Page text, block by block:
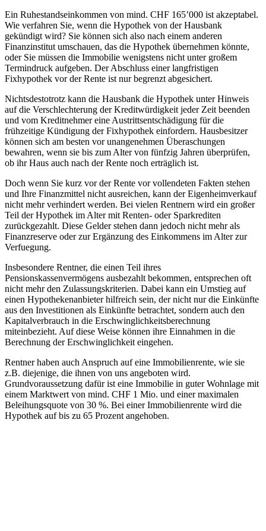
Ein Ruhestandseinkommen von mind. CHF 165’000 ist akzeptabel.
Wie verfahren Sie, wenn die Hypothek von der Hausbank
gekündigt wird? Sie können sich also nach einem anderen
Finanzinstitut umschauen, das die Hypothek übernehmen könnte,
oder Sie müssen die Immobilie wenigstens nicht unter großem
Termindruck aufgeben. Der Abschluss einer langfristigen
Fixhypothek vor der Rente ist nur begrenzt abgesichert.
Nichtsdestotrotz kann die Hausbank die Hypothek unter Hinweis
auf die Verschlechterung der Kreditwürdigkeit jeder Zeit beenden
und vom Kreditnehmer eine Austrittsentschädigung für die
frühzeitige Kündigung der Fixhypothek einfordern. Hausbesitzer
können sich am besten vor unangenehmen Überaschungen
bewahren, wenn sie bis zum Alter von fünfzig Jahren überprüfen,
ob ihr Haus auch nach der Rente noch erträglich ist.
Doch wenn Sie kurz vor der Rente vor vollendeten Fakten stehen
und Ihre Finanzmittel nicht ausreichen, kann der Eigenheimverkauf
nicht mehr verhindert werden. Bei vielen Rentnern wird ein großer
Teil der Hypothek im Alter mit Renten- oder Sparkrediten
zurückgezahlt. Diese Gelder stehen dann jedoch nicht mehr als
Finanzreserve oder zur Ergänzung des Einkommens im Alter zur
Verfuegung.
Insbesondere Rentner, die einen Teil ihres
Pensionskassenvermögens ausbezahlt bekommen, entsprechen oft
nicht mehr den Zulassungskriterien. Dabei kann ein Umstieg auf
einen Hypothekenanbieter hilfreich sein, der nicht nur die Einkünfte
aus den Investitionen als Einkünfte betrachtet, sondern auch den
Kapitalverbrauch in die Erschwinglichkeitsberechnung
miteinbezieht. Auf diese Weise können ihre Einnahmen in die
Berechnung der Erschwinglichkeit eingehen.
Rentner haben auch Anspruch auf eine Immobilienrente, wie sie
z.B. diejenige, die ihnen von uns angeboten wird.
Grundvoraussetzung dafür ist eine Immobilie in guter Wohnlage mit
einem Marktwert von mind. CHF 1 Mio. und einer maximalen
Beleihungsquote von 30 %. Bei einer Immobilienrente wird die
Hypothek auf bis zu 65 Prozent angehoben.